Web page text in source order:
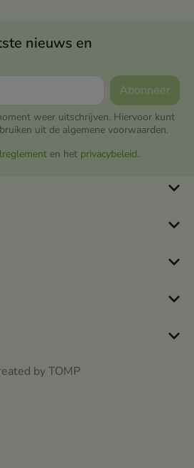
nieuws en
weer uitschrijven. Hiervoor kunt
uit de algemene voorwaarden.
en het privacybeleid.
keyboard_arrow_down
keyboard_arrow_down
keyboard_arrow_down
keyboard_arrow_down
keyboard_arrow_down
by TOMP